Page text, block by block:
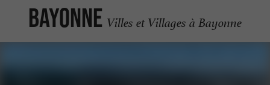
Bayonne Villes et Villages à Bayonne